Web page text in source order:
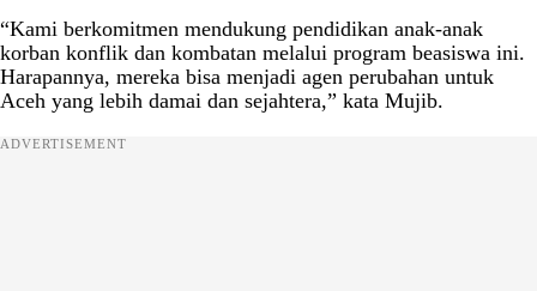
“Kami berkomitmen mendukung pendidikan anak-anak
korban konflik dan kombatan melalui program beasiswa ini.
Harapannya, mereka bisa menjadi agen perubahan untuk
Aceh yang lebih damai dan sejahtera,” kata Mujib.
ADVERTISEMENT